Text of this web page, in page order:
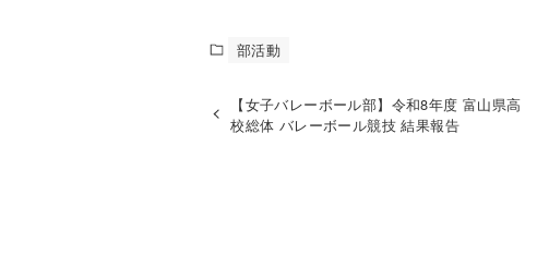
部活動
【女子バレーボール部】令和8年度 富山県高
校総体 バレーボール競技 結果報告